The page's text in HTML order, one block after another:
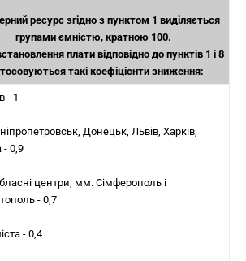
ресурс згідно з пунктом 1 виділяється
групами ємністю, кратною 100.
плати відповідно до пунктів 1 і 8
такі коефіцієнти зниження:
- 1
Донецьк, Львів, Харків,
- 0,9
центри, мм. Сімферополь і
- 0,7
- 0,4